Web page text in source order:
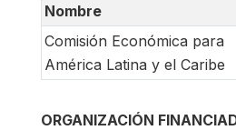
Nombre
Comisión Económica para
América Latina y el Caribe
ORGANIZACIÓN